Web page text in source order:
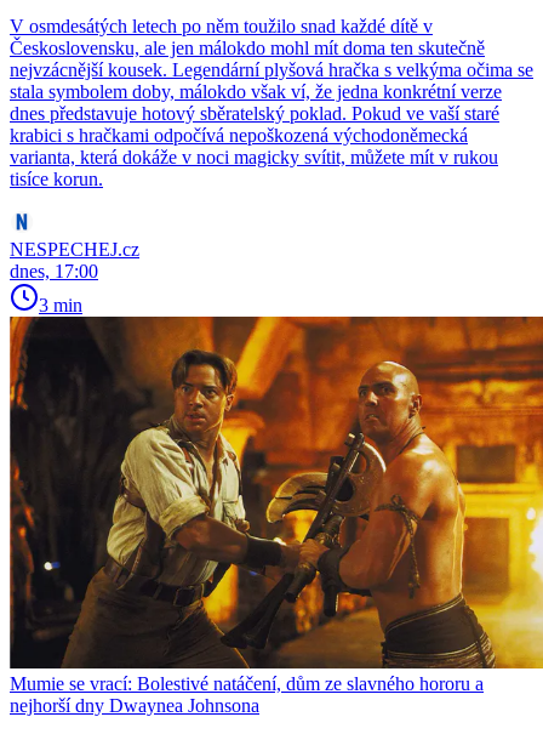
V osmdesátých letech po něm toužilo snad každé dítě v
Československu, ale jen málokdo mohl mít doma ten skutečně
nejvzácnější kousek. Legendární plyšová hračka s velkýma očima se
stala symbolem doby, málokdo však ví, že jedna konkrétní verze
dnes představuje hotový sběratelský poklad. Pokud ve vaší staré
krabici s hračkami odpočívá nepoškozená východoněmecká
varianta, která dokáže v noci magicky svítit, můžete mít v rukou
tisíce korun.
NESPECHEJ.cz
dnes, 17:00
3 min
Mumie se vrací: Bolestivé natáčení, dům ze slavného hororu a
nejhorší dny Dwaynea Johnsona